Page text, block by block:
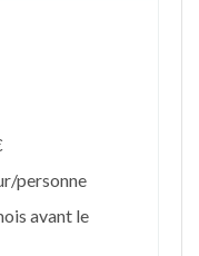
personne
avant le